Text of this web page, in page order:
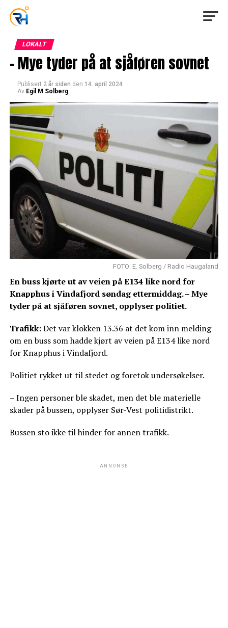
LOKALT
– Mye tyder på at sjåføren sovnet
Publisert 2 år siden den 14. april 2024
Av Egil M Solberg
FOTO: E. Solberg / Radio Haugaland
En buss kjørte ut av veien på E134 like nord for
Knapphus i Vindafjord søndag ettermiddag. – Mye
tyder på at sjåføren sovnet, opplyser politiet.
Trafikk:Det var klokken 13.36 at det kom inn melding
om en buss som hadde kjørt av veien på E134 like nord
for Knapphus i Vindafjord.
Politiet rykket ut til stedet og foretok undersøkelser.
– Ingen personer ble skadet, men det ble materielle
skader på bussen, opplyser Sør-Vest politidistrikt.
Bussen sto ikke til hinder for annen trafikk.
ANNONSE